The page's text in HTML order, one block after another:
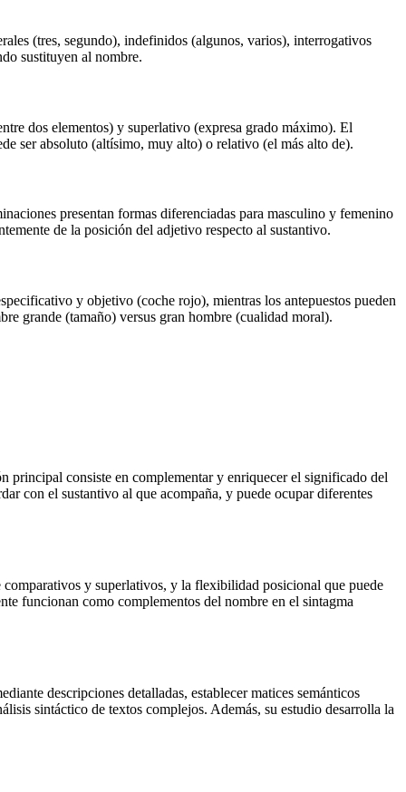
(tres, segundo), indefinidos (algunos, varios), interrogativos
sustituyen al nombre.
dos elementos) y superlativo (expresa grado máximo). El
ser absoluto (altísimo, muy alto) o relativo (el más alto de).
presentan formas diferenciadas para masculino y femenino
de la posición del adjetivo respecto al sustantivo.
y objetivo (coche rojo), mientras los antepuestos pueden
grande (tamaño) versus gran hombre (cualidad moral).
principal consiste en complementar y enriquecer el significado del
con el sustantivo al que acompaña, y puede ocupar diferentes
y superlativos, y la flexibilidad posicional que puede
funcionan como complementos del nombre en el sintagma
descripciones detalladas, establecer matices semánticos
sintáctico de textos complejos. Además, su estudio desarrolla la